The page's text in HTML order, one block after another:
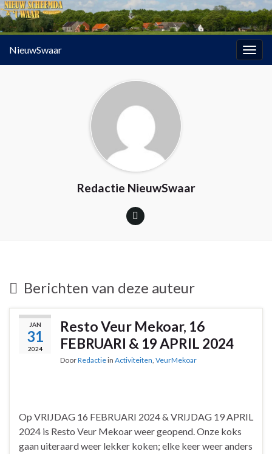
NieuwSwaar
Redactie NieuwSwaar
Berichten van deze auteur
JAN
31
2024
Resto Veur Mekoar, 16
FEBRUARI & 19 APRIL 2024
DoorRedactiein Activiteiten, VeurMekoar
Op VRIJDAG 16 FEBRUARI 2024 & VRIJDAG 19 APRIL
2024 is Resto Veur Mekoar weer geopend. Onze koks
gaan uiteraard weer lekker koken; elke keer weer anders